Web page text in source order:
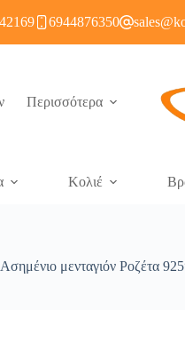
6944876350
Περισσότερα
Κολιέ
Ασημένιο μενταγιόν Ροζέτα